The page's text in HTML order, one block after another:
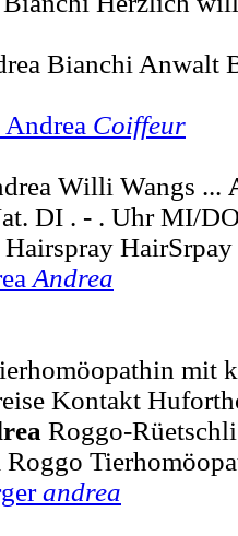
Bianchi Anwalt
Coiffeur
Willi Wangs ...
DI . - . Uhr MI/
Andrea
mit
Kontakt
Roggo-
andrea